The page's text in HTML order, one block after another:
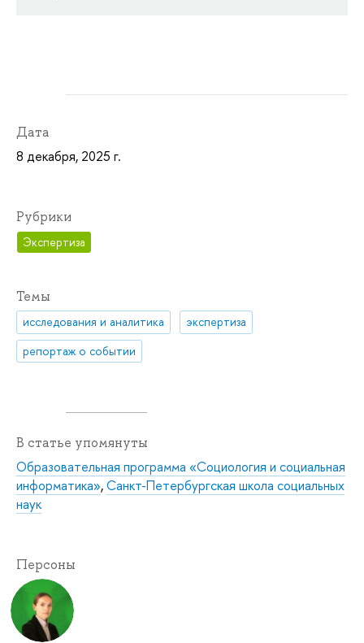
Дата
8 декабря, 2025 г.
Рубрики
Экспертиза
Темы
исследования и аналитика
экспертиза
репортаж о событии
В статье упомянуты
Образовательная программа «Социология и социальная
информатика»,Санкт-Петербургская школа социальных
наук
Персоны